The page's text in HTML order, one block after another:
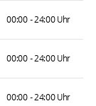
00:00 - 24:00 Uhr
00:00 - 24:00 Uhr
00:00 - 24:00 Uhr